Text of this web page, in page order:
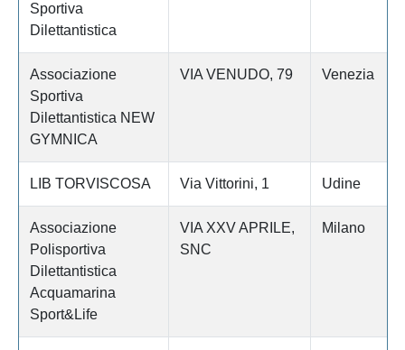
Sportiva
Dilettantistica
Associazione
Sportiva
Dilettantistica NEW
GYMNICA
VIA VENUDO, 79 Venezia
LIB TORVISCOSA Via Vittorini, 1 Udine
Associazione
Polisportiva
Dilettantistica
Acquamarina
Sport&Life
VIA XXV APRILE,
SNC
Milano